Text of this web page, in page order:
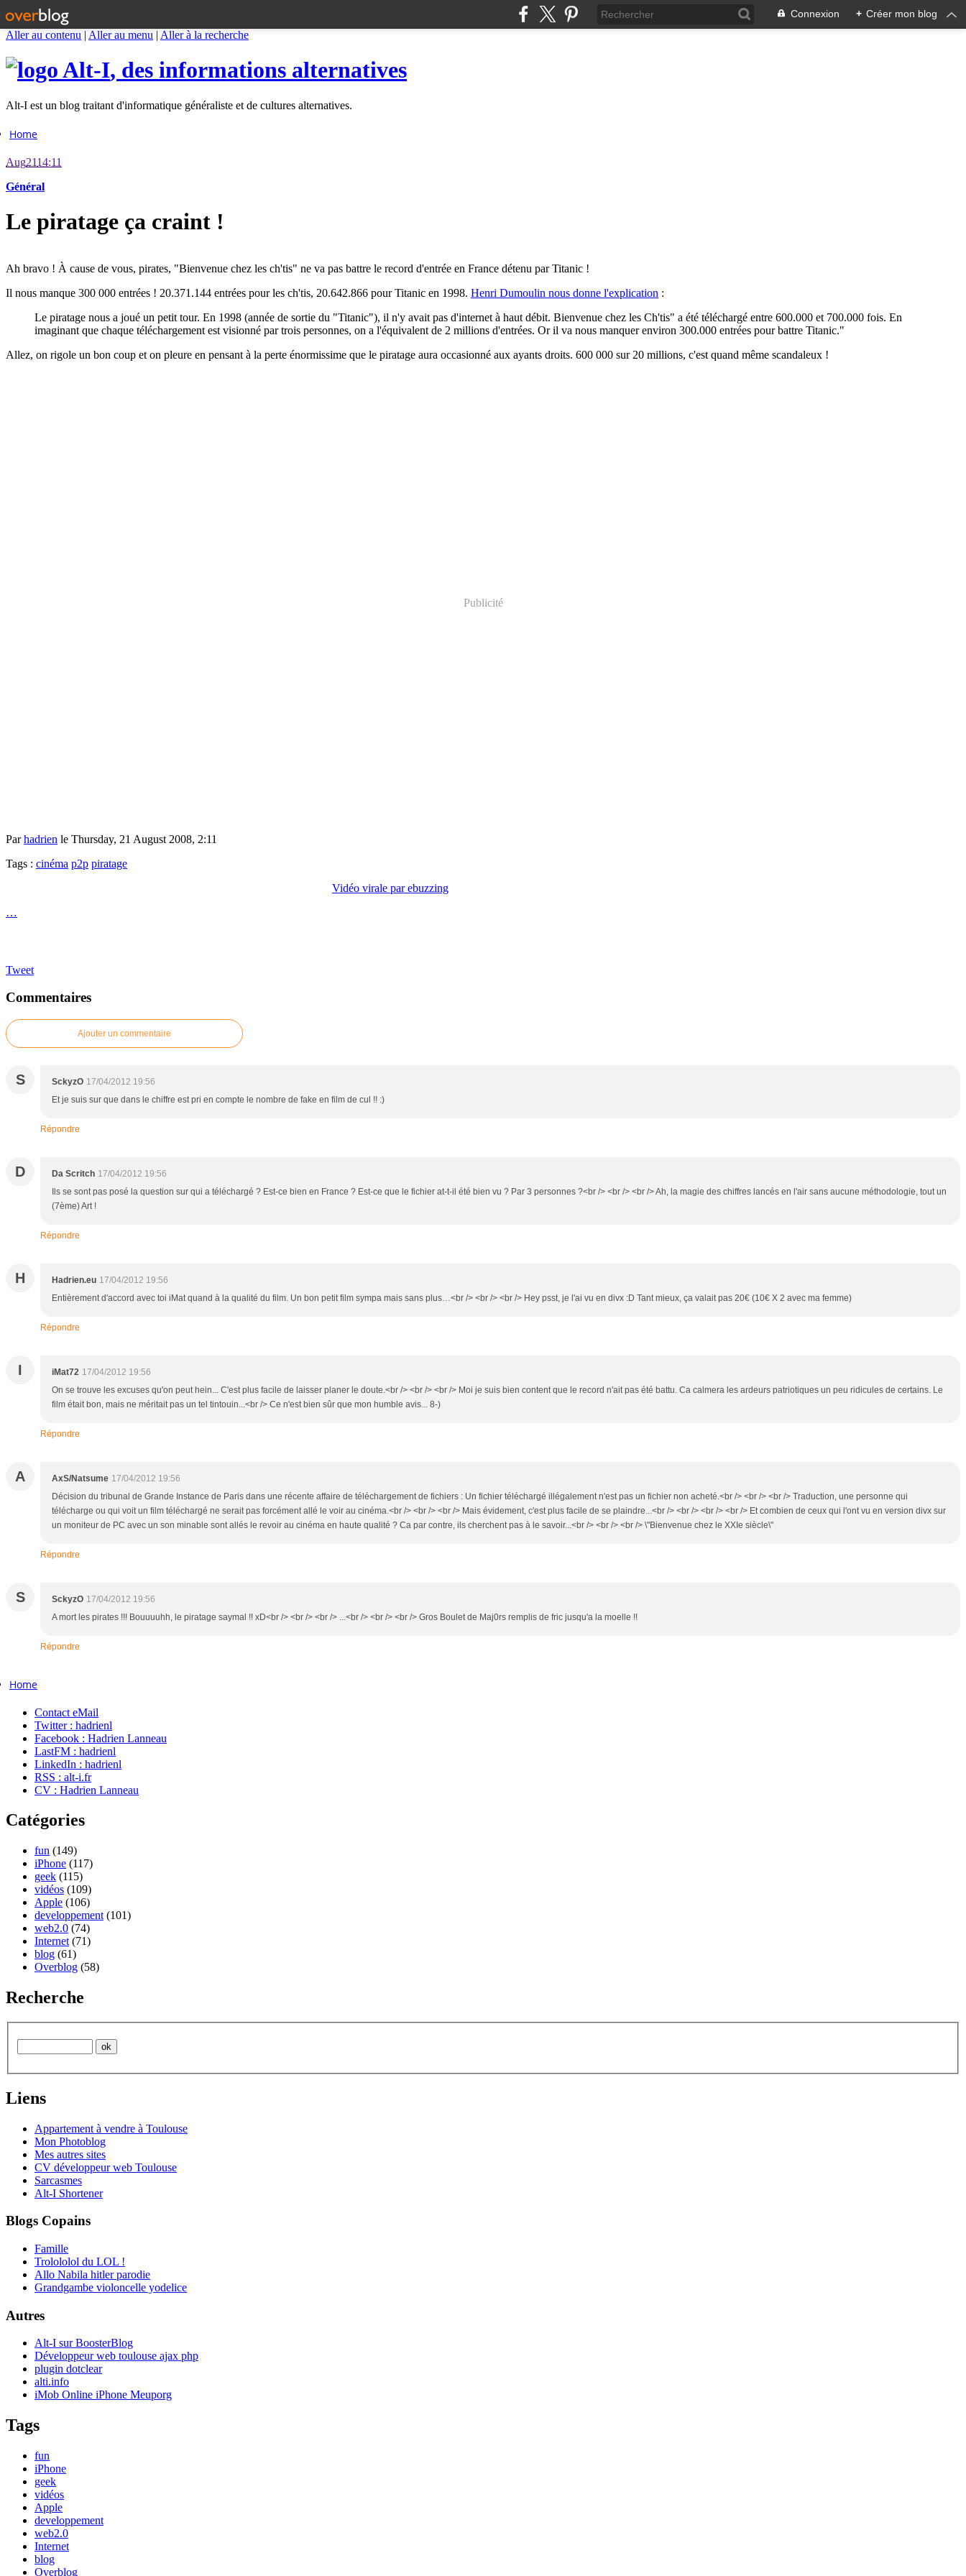
Connexion + Créer mon blog
Aller au contenu | Aller au menu | Aller à la recherche
Alt-I, des informations alternatives
Alt-I est un blog traitant d'informatique généraliste et de cultures alternatives.
Home
Aug2114:11
Général
Le piratage ça craint !
Ah bravo ! À cause de vous, pirates, "Bienvenue chez les ch'tis" ne va pas battre le record d'entrée en France détenu par Titanic !
Il nous manque 300 000 entrées ! 20.371.144 entrées pour les ch'tis, 20.642.866 pour Titanic en 1998. Henri Dumoulin nous donne l'explication :
Le piratage nous a joué un petit tour. En 1998 (année de sortie du "Titanic"), il n'y avait pas d'internet à haut débit. Bienvenue chez les Ch'tis" a été téléchargé entre 600.000 et 700.000 fois. En
imaginant que chaque téléchargement est visionné par trois personnes, on a l'équivalent de 2 millions d'entrées. Or il va nous manquer environ 300.000 entrées pour battre Titanic."
Allez, on rigole un bon coup et on pleure en pensant à la perte énormissime que le piratage aura occasionné aux ayants droits. 600 000 sur 20 millions, c'est quand même scandaleux !
Publicité
Parhadrien le Thursday, 21 August 2008, 2:11
Tags : cinéma p2p piratage
Vidéo virale par ebuzzing
…
Tweet
Commentaires
Ajouter un commentaire
S SckyzO 17/04/2012 19:56
Et je suis sur que dans le chiffre est pri en compte le nombre de fake en film de cul !! :)
Répondre
D Da Scritch 17/04/2012 19:56
Ils se sont pas posé la question sur qui a téléchargé ? Est-ce bien en France ? Est-ce que le fichier at-t-il été bien vu ? Par 3 personnes ?<br /> <br /> <br /> Ah, la magie des chiffres lancés en l'air sans aucune méthodologie, tout un
(7ème) Art !
Répondre
H Hadrien.eu 17/04/2012 19:56
Entièrement d'accord avec toi iMat quand à la qualité du film. Un bon petit film sympa mais sans plus…<br /> <br /> <br /> Hey psst, je l'ai vu en divx :D Tant mieux, ça valait pas 20€ (10€ X 2 avec ma femme)
Répondre
I iMat72 17/04/2012 19:56
On se trouve les excuses qu'on peut hein... C'est plus facile de laisser planer le doute.<br /> <br /> <br /> Moi je suis bien content que le record n'ait pas été battu. Ca calmera les ardeurs patriotiques un peu ridicules de certains. Le
film était bon, mais ne méritait pas un tel tintouin...<br /> Ce n'est bien sûr que mon humble avis... 8-)
Répondre
A AxS/Natsume 17/04/2012 19:56
Décision du tribunal de Grande Instance de Paris dans une récente affaire de téléchargement de fichiers : Un fichier téléchargé illégalement n'est pas un fichier non acheté.<br /> <br /> <br /> Traduction, une personne qui
télécharge ou qui voit un film téléchargé ne serait pas forcément allé le voir au cinéma.<br /> <br /> <br /> Mais évidement, c'est plus facile de se plaindre...<br /> <br /> <br /> <br /> Et combien de ceux qui l'ont vu en version divx sur
un moniteur de PC avec un son minable sont allés le revoir au cinéma en haute qualité ? Ca par contre, ils cherchent pas à le savoir...<br /> <br /> <br /> \"Bienvenue chez le XXIe siècle\"
Répondre
S SckyzO 17/04/2012 19:56
A mort les pirates !!! Bouuuuhh, le piratage saymal !! xD<br /> <br /> <br /> ...<br /> <br /> <br /> Gros Boulet de Maj0rs remplis de fric jusqu'a la moelle !!
Répondre
Home
Contact eMail
Twitter : hadrienl
Facebook : Hadrien Lanneau
LastFM : hadrienl
LinkedIn : hadrienl
RSS : alt-i.fr
CV : Hadrien Lanneau
Catégories
fun (149)
iPhone (117)
geek (115)
vidéos (109)
Apple (106)
developpement (101)
web2.0 (74)
Internet (71)
blog (61)
Overblog (58)
Recherche
Liens
Appartement à vendre à Toulouse
Mon Photoblog
Mes autres sites
CV développeur web Toulouse
Sarcasmes
Alt-I Shortener
Blogs Copains
Famille
Trolololol du LOL !
Allo Nabila hitler parodie
Grandgambe violoncelle yodelice
Autres
Alt-I sur BoosterBlog
Développeur web toulouse ajax php
plugin dotclear
alti.info
iMob Online iPhone Meuporg
Tags
fun
iPhone
geek
vidéos
Apple
developpement
web2.0
Internet
blog
Overblog